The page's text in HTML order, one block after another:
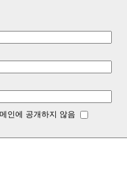
인에 공개하지 않음